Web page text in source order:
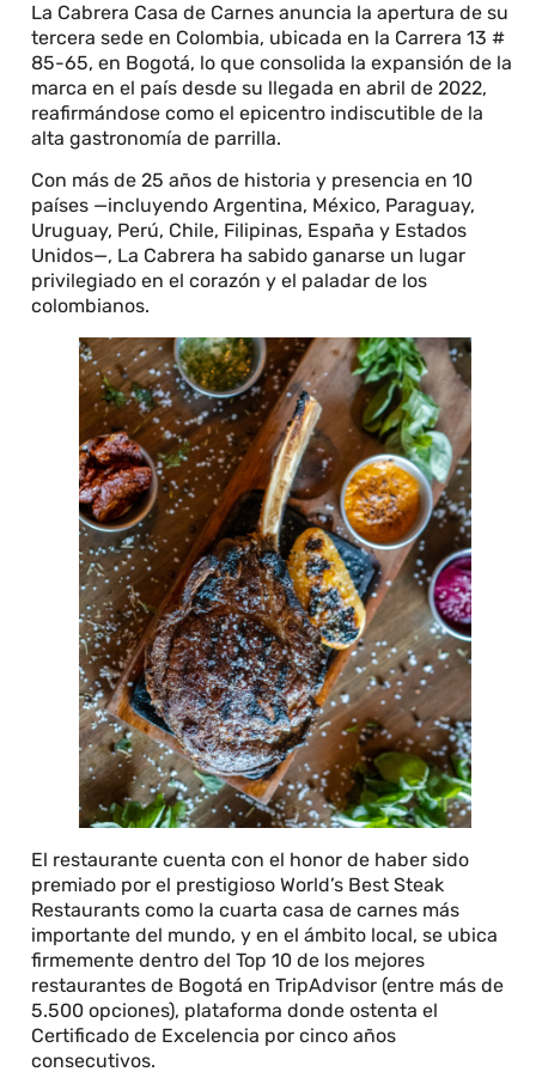
La Cabrera Casa de Carnes anuncia la apertura de su
tercera sede en Colombia, ubicada en la Carrera 13 #
85-65, en Bogotá, lo que consolida la expansión de la
marca en el país desde su llegada en abril de 2022,
reafirmándose como el epicentro indiscutible de la
alta gastronomía de parrilla.
Con más de 25 años de historia y presencia en 10
países —incluyendo Argentina, México, Paraguay,
Uruguay, Perú, Chile, Filipinas, España y Estados
Unidos—, La Cabrera ha sabido ganarse un lugar
privilegiado en el corazón y el paladar de los
colombianos.
El restaurante cuenta con el honor de haber sido
premiado por el prestigioso World’s Best Steak
Restaurants como la cuarta casa de carnes más
importante del mundo, y en el ámbito local, se ubica
firmemente dentro del Top 10 de los mejores
restaurantes de Bogotá en TripAdvisor (entre más de
5.500 opciones), plataforma donde ostenta el
Certificado de Excelencia por cinco años
consecutivos.